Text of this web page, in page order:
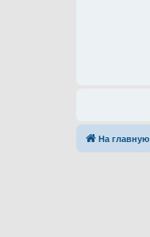
На главную